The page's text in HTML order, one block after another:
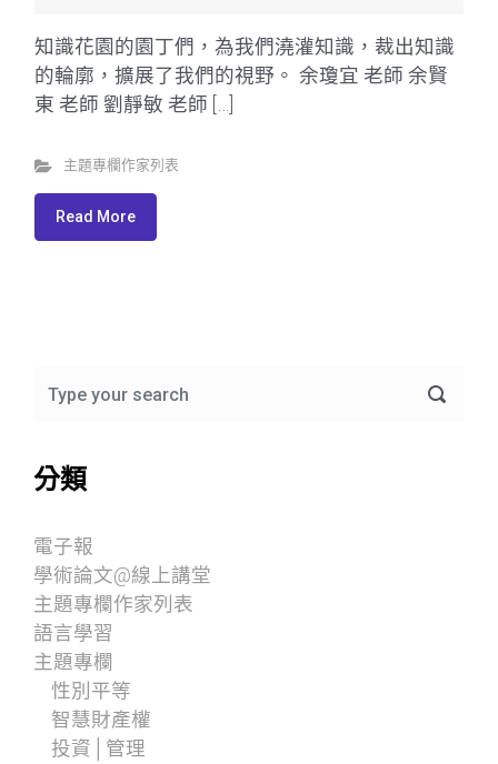
知識花園的園丁們，為我們澆灌知識，裁出知識
的輪廓，擴展了我們的視野。 余瓊宜 老師 余賢
東 老師 劉靜敏 老師 […]
主題專欄作家列表
Read More
分類
電子報
學術論文@線上講堂
主題專欄作家列表
語言學習
主題專欄
性別平等
智慧財產權
投資│管理